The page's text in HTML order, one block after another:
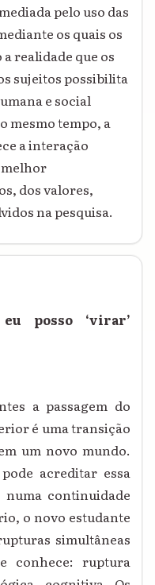
pelo uso das
os quais os
realidade que os
sujeitos possibilita
e social
mesmo tempo, a
a interação
dos valores,
na pesquisa.
posso ‘virar’
a passagem do
é uma transição
um novo mundo.
acreditar essa
continuidade
o novo estudante
simultâneas
conhece: ruptura